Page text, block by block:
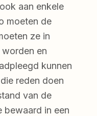
aan enkele
moeten de
ze in
en
kunnen
reden doen
van de
bewaard in een